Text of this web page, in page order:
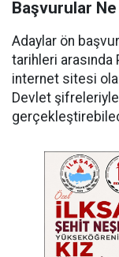
Başvurular Ne
Adaylar ön
tarihleri arasında
internet sitesi
Devlet